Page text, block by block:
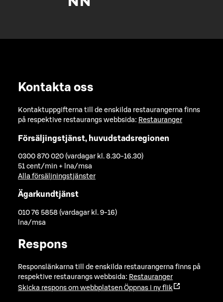
Kontakta oss
Kontaktuppgifterna till de enskilda restaurangerna finns
på respektive restaurangs webbsida: Restauranger
Försäljingstjänst, huvudstadsregionen
0300 870 020 (vardagar kl. 8.30-16.30)
51 cent/min + lna/msa
Alla försäljningstjänster
Ägarkundtjänst
010 76 5858 (vardagar kl. 9-16)
lna/msa
Respons
Responslänkarna till de enskilda restaurangerna finns på
respektive restaurangs webbsida: Restauranger
Skicka respons om webbplatsen Öppnas i ny flik